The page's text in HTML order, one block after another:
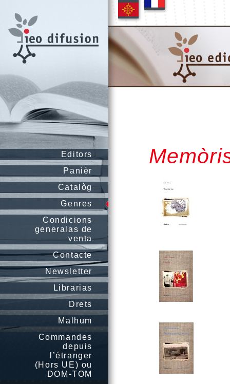
Editors
Panièr
Catalòg
Genres
Condicions
generalas de
venta
Contacte
Newsletter
Librarias
Drets
Malhum
Commandes
depuis
l’étranger
(Hors UE) ou
DOM-TOM